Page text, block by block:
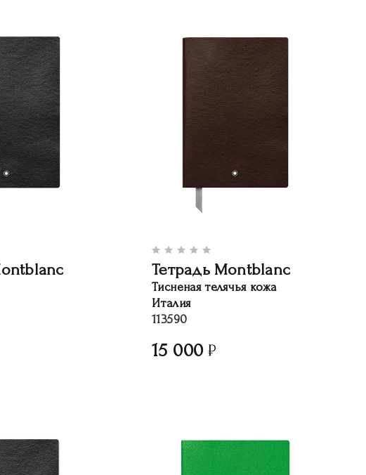
Тетрадь Montblanc
Тисненая телячья кожа
Италия
113590
15 000